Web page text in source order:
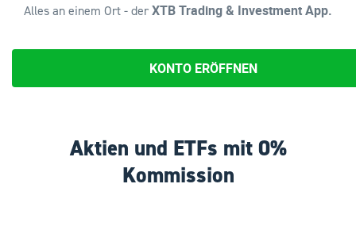
Alles an einem Ort - derXTB Trading & Investment App.
KONTO ERÖFFNEN
Aktien und ETFs mit 0%
Kommission